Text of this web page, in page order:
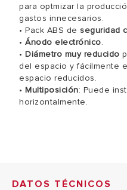
para optmizar la
gastos innecesarios.
• Pack ABS de seguridad
• Ánodo electrónico.
• Diámetro muy reducido
del espacio y fácilmente
espacio reducidos.
• Multiposición: Puede
horizontalmente.
DATOS TÉCNICOS